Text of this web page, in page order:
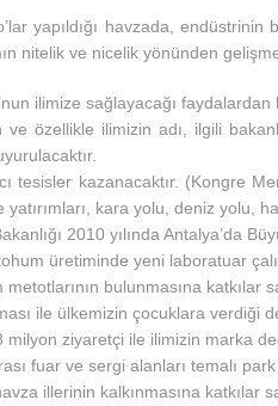
yapıldığı havzada,
nitelik ve nicelik yönünden
ilimize sağlayacağı faydalardan
ve özellikle ilimizin adı, ilgili
tesisler kazanacaktır. (Kongre
yatırımları, kara yolu, deniz yolu,
2010 yılında Antalya’da
üretiminde yeni laboratuar
metotlarının bulunmasına katkılar
ile ülkemizin çocuklara verdiği
milyon ziyaretçi ile ilimizin marka
fuar ve sergi alanları temalı
illerinin kalkınmasına katkılar